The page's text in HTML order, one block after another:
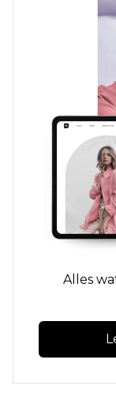
Alles